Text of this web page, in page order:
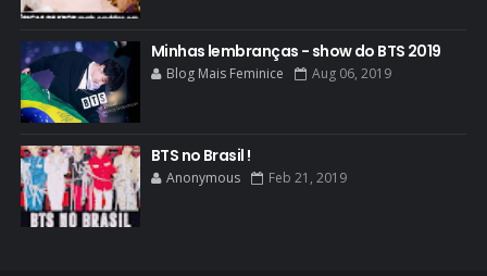
Minhas lembranças - show do BTS 2019
Blog Mais Feminice Aug 06, 2019
BTS no Brasil !
Anonymous Feb 21, 2019